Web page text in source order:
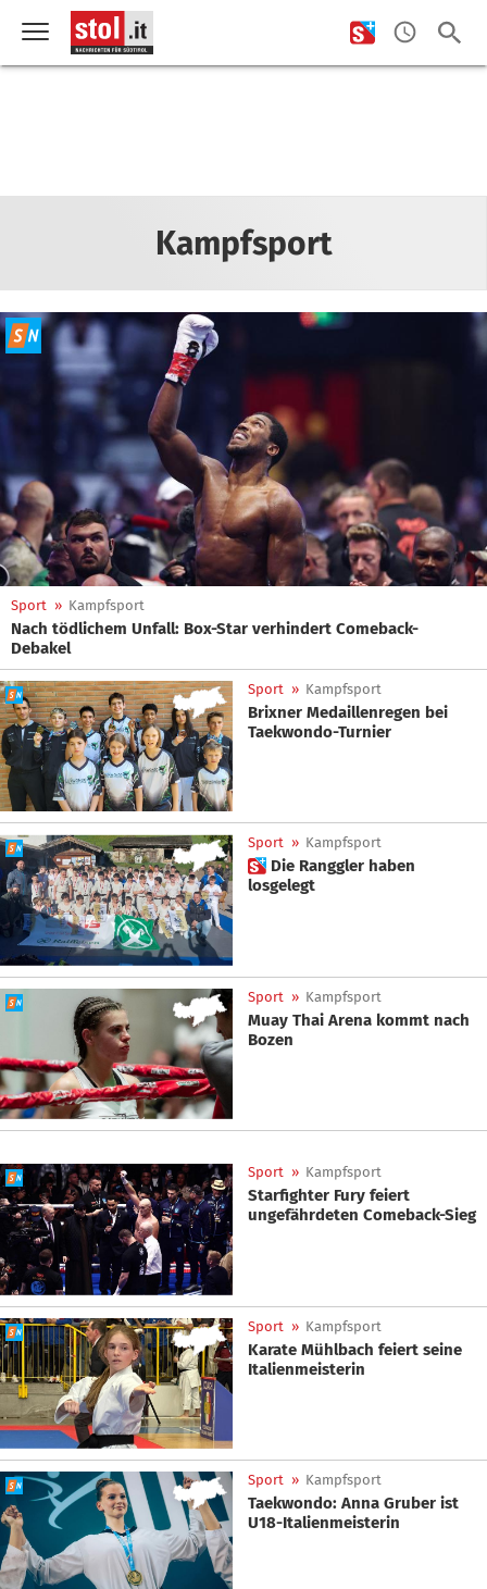
Kampfsport
Sport » Kampfsport
Nach tödlichem Unfall: Box-Star verhindert Comeback-
Debakel
Sport » Kampfsport
Brixner Medaillenregen bei
Taekwondo-Turnier
Sport » Kampfsport
 Die Ranggler haben
losgelegt
Sport » Kampfsport
Muay Thai Arena kommt nach
Bozen
Sport » Kampfsport
Starfighter Fury feiert
ungefährdeten Comeback-Sieg
Sport » Kampfsport
Karate Mühlbach feiert seine
Italienmeisterin
Sport » Kampfsport
Taekwondo: Anna Gruber ist
U18-Italienmeisterin